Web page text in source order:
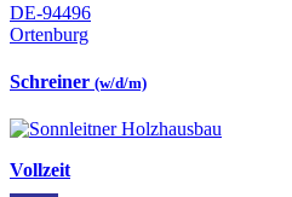
DE-94496
Ortenburg
Schreiner (w/d/m)
Vollzeit